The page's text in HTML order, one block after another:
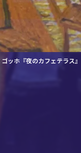
ッホ『夜のカフェテラス』